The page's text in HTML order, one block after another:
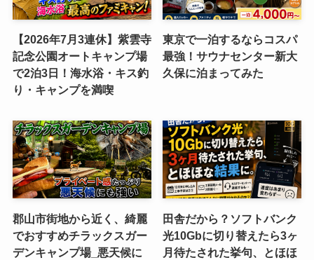
【2026年7月3連休】紫雲寺
記念公園オートキャンプ場
で2泊3日！海水浴・キス釣
り・キャンプを満喫
東京で一泊するならコスパ
最強！サウナセンター新大
久保に泊まってみた
郡山市街地から近く、綺麗
でおすすめチラックスガー
デンキャンプ場_悪天候に
田舎だから？ソフトバンク
光10Gbに切り替えたら3ヶ
月待たされた挙句、とほほ